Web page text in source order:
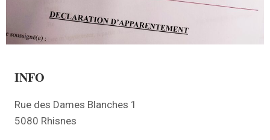
INFO
Rue des Dames Blanches 1
5080 Rhisnes